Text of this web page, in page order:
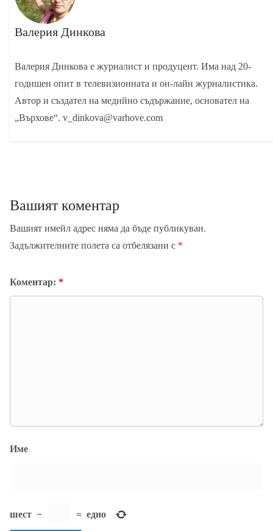
Валерия Динкова
Валерия Динкова е журналист и продуцент. Има над 20-
годишен опит в телевизионната и он-лайн журналистика.
Автор и създател на медийно съдържание, основател на
„Върхове“. v_dinkova@varhove.com
Вашият коментар
Вашият имейл адрес няма да бъде публикуван.
Задължителните полета са отбелязани с *
Коментар: *
Име
шест − = едно